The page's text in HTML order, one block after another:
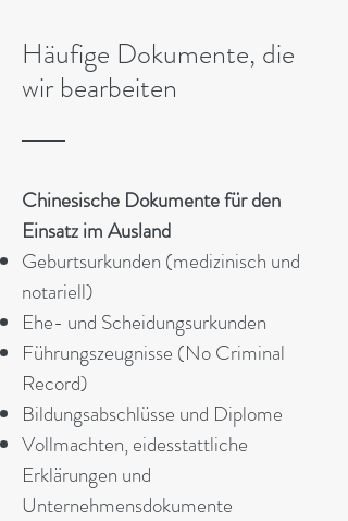
Häufige Dokumente, die
wir bearbeiten
Chinesische Dokumente für den
Einsatz im Ausland
Geburtsurkunden (medizinisch und
notariell)
Ehe- und Scheidungsurkunden
Führungszeugnisse (No Criminal
Record)
Bildungsabschlüsse und Diplome
Vollmachten, eidesstattliche
Erklärungen und
Unternehmensdokumente